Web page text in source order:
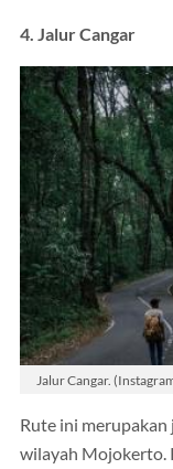
4. Jalur Cangar
Jalur Cangar.
Rute ini
wilayah Mojokerto.